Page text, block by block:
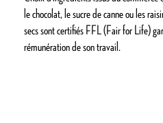
le chocolat, le sucre de canne ou les
secs sont certifiés FFL (Fair for Life)
rémunération de son travail.